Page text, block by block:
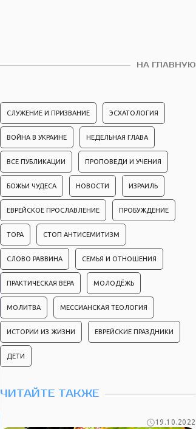
НА ГЛАВНУЮ
СЛУЖЕНИЕ И ПРИЗВАНИЕ ЭСХАТОЛОГИЯ
ВОЙНА В УКРАИНЕ НЕДЕЛЬНАЯ ГЛАВА
ВСЕ ПУБЛИКАЦИИ ПРОПОВЕДИ И УЧЕНИЯ
БОЖЬИ ЧУДЕСА НОВОСТИ ИЗРАИЛЬ
ЕВРЕЙСКОЕ ПРОСЛАВЛЕНИЕ ПРОБУЖДЕНИЕ
ТОРА СТОП АНТИСЕМИТИЗМ
СЛОВО РАВВИНА СЕМЬЯ И ОТНОШЕНИЯ
ПРАКТИЧЕСКАЯ ВЕРА МОЛОДЁЖЬ
МОЛИТВА МЕССИАНСКАЯ ТЕОЛОГИЯ
ИСТОРИИ ИЗ ЖИЗНИ ЕВРЕЙСКИЕ ПРАЗДНИКИ
ДЕТИ
ЧИТАЙТЕ ТАКЖЕ
19.10.2022